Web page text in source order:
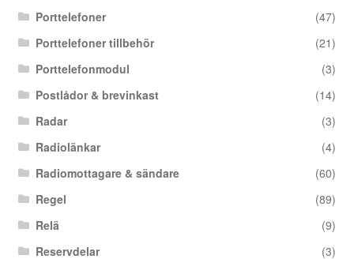
Porttelefoner
(47)
Porttelefoner tillbehör
(21)
Porttelefonmodul
(3)
Postlådor & brevinkast
(14)
Radar
(3)
Radiolänkar
(4)
Radiomottagare & sändare
(60)
Regel
(89)
Relä
(9)
Reservdelar
(3)